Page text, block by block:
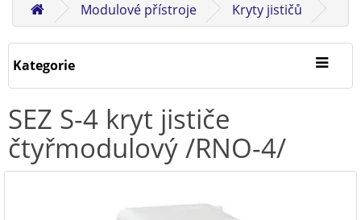
Modulové přístroje Kryty jističů
Kategorie
SEZ S-4 kryt jističe
čtyřmodulový /RNO-4/